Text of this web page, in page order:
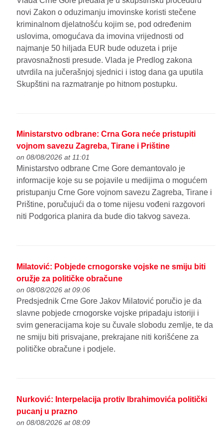
novi Zakon o oduzimanju imovinske koristi stečene
kriminalnom djelatnošću kojim se, pod određenim
uslovima, omogućava da imovina vrijednosti od
najmanje 50 hiljada EUR bude oduzeta i prije
pravosnažnosti presude. Vlada je Predlog zakona
utvrdila na jučerašnjoj sjednici i istog dana ga uputila
Skupštini na razmatranje po hitnom postupku.
Ministarstvo odbrane: Crna Gora neće pristupiti
vojnom savezu Zagreba, Tirane i Prištine
on 08/08/2026 at 11:01
Ministarstvo odbrane Crne Gore demantovalo je
informacije koje su se pojavile u medijima o mogućem
pristupanju Crne Gore vojnom savezu Zagreba, Tirane i
Prištine, poručujući da o tome nijesu vođeni razgovori
niti Podgorica planira da bude dio takvog saveza.
Milatović: Pobjede crnogorske vojske ne smiju biti
oružje za političke obračune
on 08/08/2026 at 09:06
Predsjednik Crne Gore Jakov Milatović poručio je da
slavne pobjede crnogorske vojske pripadaju istoriji i
svim generacijama koje su čuvale slobodu zemlje, te da
ne smiju biti prisvajane, prekrajane niti korišćene za
političke obračune i podjele.
Nurković: Interpelacija protiv Ibrahimovića politički
pucanj u prazno
on 08/08/2026 at 08:09